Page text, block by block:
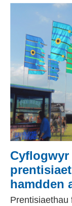
Cyflogwyr
hamdden
Prentisiaethau